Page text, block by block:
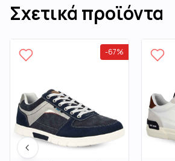
Σχετικά προϊόντα
-67%